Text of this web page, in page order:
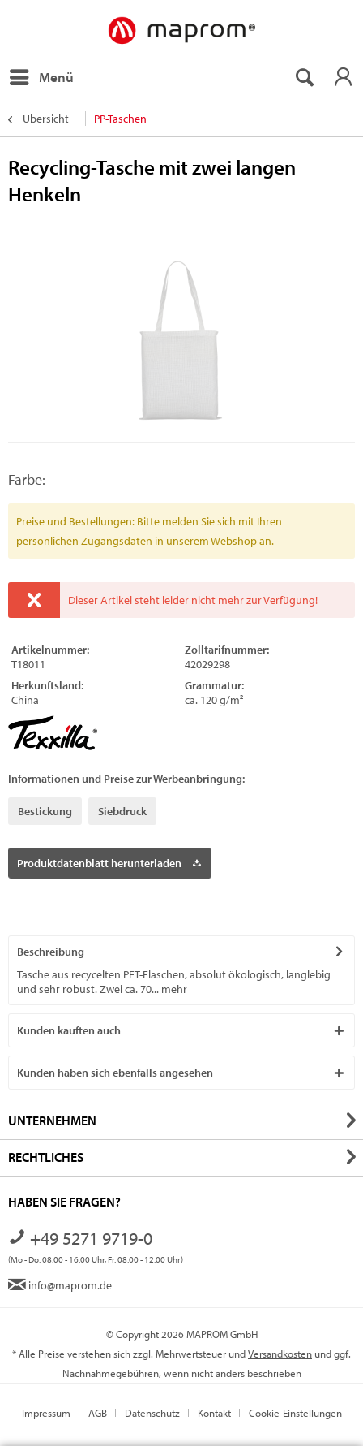
Menü
Übersicht PP-Taschen
Recycling-Tasche mit zwei langen
Henkeln
Farbe:
Preise und Bestellungen: Bitte melden Sie sich mit Ihren
persönlichen Zugangsdaten in unserem Webshop an.
Dieser Artikel steht leider nicht mehr zur Verfügung!
Artikelnummer:
T18011
Zolltarifnummer:
42029298
Herkunftsland:
China
Grammatur:
ca. 120 g/m²
Informationen und Preise zur Werbeanbringung:
Bestickung Siebdruck
Produktdatenblatt herunterladen
Beschreibung
Tasche aus recycelten PET-Flaschen, absolut ökologisch, langlebig
und sehr robust. Zwei ca. 70... mehr
Kunden kauften auch
Kunden haben sich ebenfalls angesehen
UNTERNEHMEN
RECHTLICHES
HABEN SIE FRAGEN?
+49 5271 9719-0
(Mo - Do. 08.00 - 16.00 Uhr, Fr. 08.00 - 12.00 Uhr)
info@maprom.de
© Copyright 2026 MAPROM GmbH
* Alle Preise verstehen sich zzgl. Mehrwertsteuer undVersandkosten und ggf.
Nachnahmegebühren, wenn nicht anders beschrieben
Impressum AGB Datenschutz Kontakt Cookie-Einstellungen